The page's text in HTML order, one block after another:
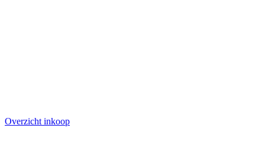
Overzicht inkoop